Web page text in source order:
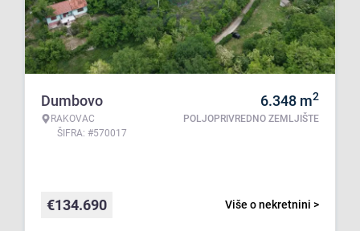
Dumbovo
RAKOVAC
ŠIFRA: #570017
6.348 m2
POLJOPRIVREDNO ZEMLJIŠTE
Više o nekretnini >
€134.690